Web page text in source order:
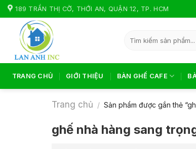
Skip
to
content
189 TRẦN THỊ CỜ, THỚI AN, QUẬN 12, TP. HCM
kiếm:
TRANG CHỦ GIỚI THIỆU BÀN GHẾ CAFE
Trang chủ / Sản phẩm được gắn thẻ
ghế nhà hàng sang